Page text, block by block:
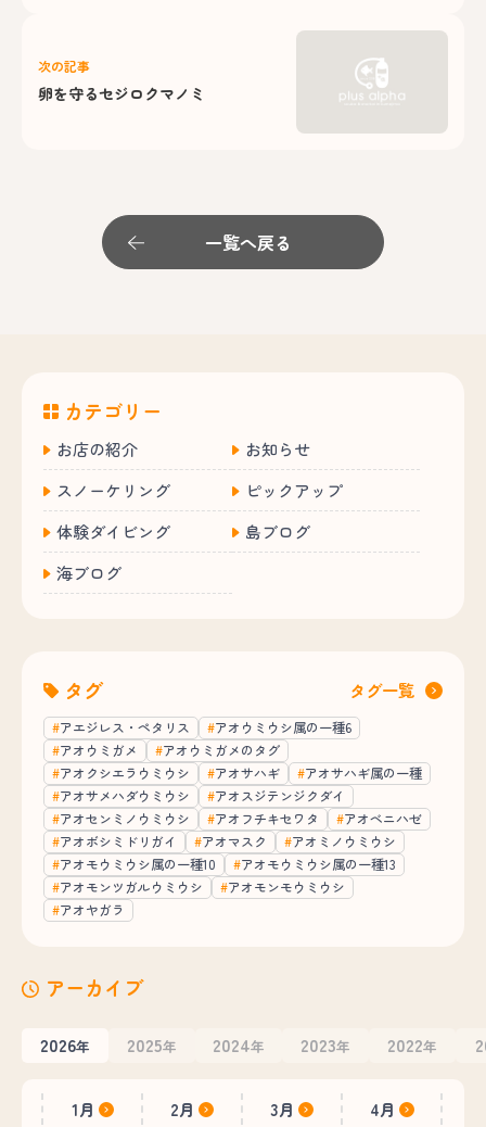
次の記事
卵を守るセジロクマノミ
一覧へ戻る
カテゴリー
お店の紹介
お知らせ
スノーケリング
ピックアップ
体験ダイビング
島ブログ
海ブログ
タグ タグ一覧
アエジレス・ペタリス
アオウミウシ属の一種6
アオウミガメ
アオウミガメのタグ
アオクシエラウミウシ
アオサハギ
アオサハギ属の一種
アオサメハダウミウシ
アオスジテンジクダイ
アオセンミノウミウシ
アオフチキセワタ
アオベニハゼ
アオボシミドリガイ
アオマスク
アオミノウミウシ
アオモウミウシ属の一種10
アオモウミウシ属の一種13
アオモンツガルウミウシ
アオモンモウミウシ
アオヤガラ
アーカイブ
2026年 2025年 2024年 2023年 2022年
1月 2月 3月
4月